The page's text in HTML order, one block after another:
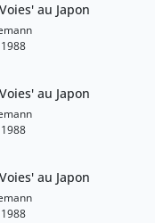
au Japon
au Japon
au Japon